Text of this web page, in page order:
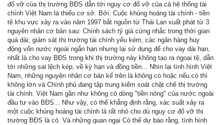
đổ vỡ của thị trường BĐS dẫn tới nguy cơ đổ vỡ của cả hệ thống tài
chính Việt Nam là thiếu cơ sở. Bởi: Cuộc khủng hoảng tài chính - tiền
tệ khu vực xảy ra vào năm 1997 bắt nguồn từ Thái Lan xuất phát từ 3
nguyên nhân cơ bản sau: Chính sách tỷ giá cứng nhắc trong thời gian
quá dài; giám sát thị trường tài chính yếu kém; các ngân hàng huy
động vốn nước ngoài ngắn hạn nhưng lại sử dụng để cho vay dài hạn,
nhất là cho vay BĐS trong khi thị trường này không tạo ra ngoại tệ, dẫn
tới những sai lệch kép, về kỳ hạn và đồng tiền... Nhìn lại tình hình Việt
Nam, những nguyên nhân cơ bản kể trên là không có hoặc nếu có thì
không lớn và Chính phủ đang tập trung kiểm soát chặt chẽ thị trường
tài chính. Việt Nam gần như không có dòng "tiền nóng" của nước ngoài
đầu tư vào BĐS... Như vậy, có thể khẳng định rằng, xác suất xảy ra
một cuộc khủng hoảng tài chính là rất nhỏ cho dù nguy cơ đổ vỡ thị
trường BĐS là có. Và những quan ngại Có thể dự báo rằng, tình hình